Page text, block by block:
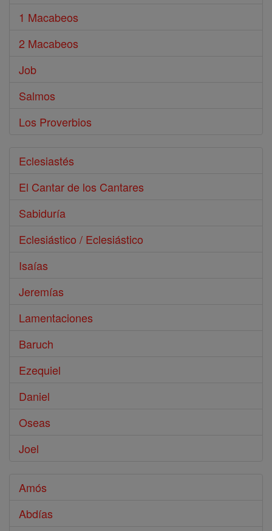
1 Macabeos
2 Macabeos
Job
Salmos
Los Proverbios
Eclesiastés
El Cantar de los Cantares
Sabiduría
Eclesiástico / Eclesiástico
Isaías
Jeremías
Lamentaciones
Baruch
Ezequiel
Daniel
Oseas
Joel
Amós
Abdías